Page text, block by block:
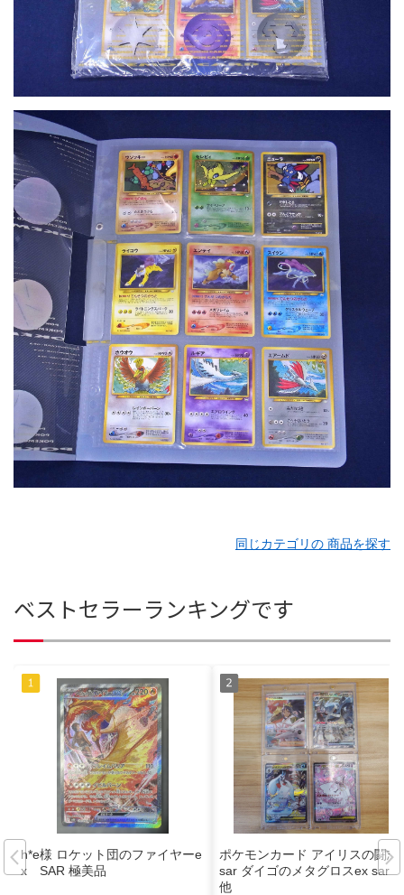
同じカテゴリの 商品を探す
ベストセラーランキングです
h*e様 ロケット団のファイヤーe
x SAR 極美品
ポケモンカード アイリスの闘志
sar ダイゴのメタグロスex sar
他